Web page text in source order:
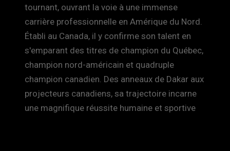
tournant, ouvrant la voie à une immense
carrière professionnelle en Amérique du Nord.
Établi au Canada, il y confirme son talent en
s'emparant des titres de champion du Québec,
champion nord-américain et quadruple
champion canadien. Des anneaux de Dakar aux
projecteurs canadiens, sa trajectoire incarne
une magnifique réussite humaine et sportive